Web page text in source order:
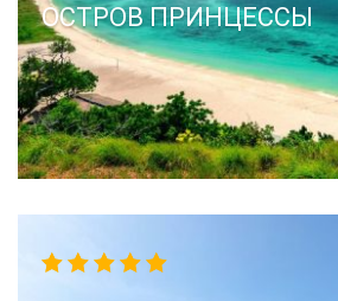
ОСТРОВ ПРИНЦЕССЫ